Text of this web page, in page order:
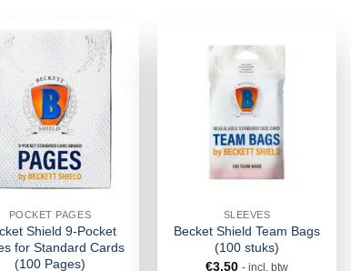
POCKET PAGES
Shield 9-Pocket
for Standard Cards
(100 Pages)
SLEEVES
Becket Shield Team Bags
(100 stuks)
€3,50 - incl. btw